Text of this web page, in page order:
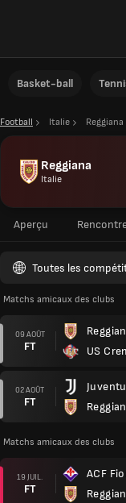
Basket-ball
Football Italie Reggiana
Reggiana
Italie
Aperçu
Toutes les
Matchs amicaux des clubs
09 AOÛT
FT
US
02 AOÛT
FT
Matchs amicaux des clubs
19 JUIL.
FT
ACF